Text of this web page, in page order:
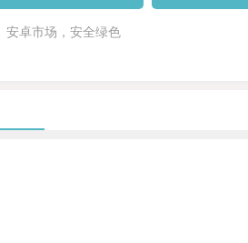
安卓市场，安全绿色